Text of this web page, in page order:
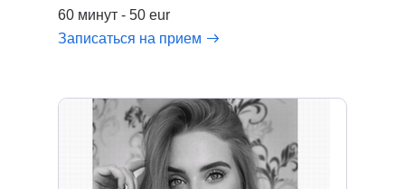
60 минут - 50 eur
Записаться на прием